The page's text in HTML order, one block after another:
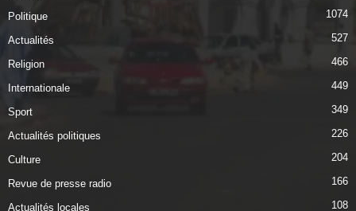
Politique 1074
Actualités 527
Religion 466
Internationale 449
Sport 349
Actualités politiques 226
Culture 204
Revue de presse radio 166
Actualités locales 108